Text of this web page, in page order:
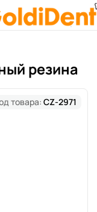
резина
товара: CZ-2971